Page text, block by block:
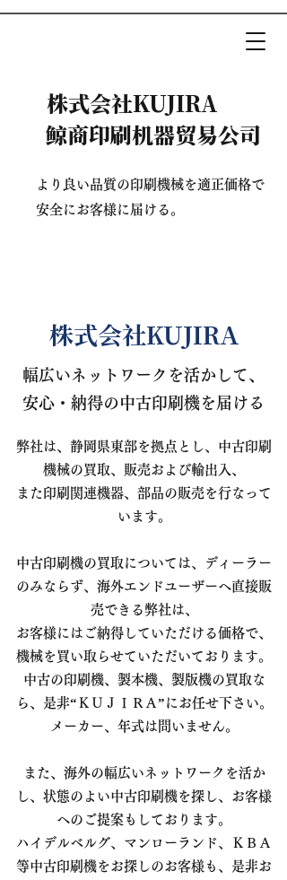
株式会社KUJIRA
鲸商印刷机器贸易公司
​より良い品質の印刷機械を適正価格で
安全にお客様に届ける。
株式会社KUJIRA
幅広いネットワークを活かして、
安心・納得の中古印刷機を届ける
弊社は、静岡県東部を拠点とし、中古印刷
機械の買取、販売および輸出入、
また印刷関連機器、部品の販売を行なって
います。
中古印刷機の買取については、ディーラー
のみならず、海外エンドユーザーへ直接販
売できる弊社は、
お客様にはご納得していただける価格で、
機械を買い取らせていただいております。
中古の印刷機、製本機、製版機の買取な
ら、 是非“ＫＵＪＩＲＡ”にお任せ下さい。
メーカー、年式は問いません。
また、海外の幅広いネットワークを活か
し、状態のよい中古印刷機を探し、お客様
へのご提案もしております。
ハイデルベルグ、マンローランド、ＫＢＡ
等中古印刷機をお探しのお客様も、是非お